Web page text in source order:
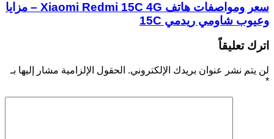
سعر ومواصفات هاتف Xiaomi Redmi 15C 4G – مزايا
وعيوب شاومي ريدمي 15C
اترك تعليقاً
لن يتم نشر عنوان بريدك الإلكتروني. الحقول الإلزامية مشار إليها بـ
*